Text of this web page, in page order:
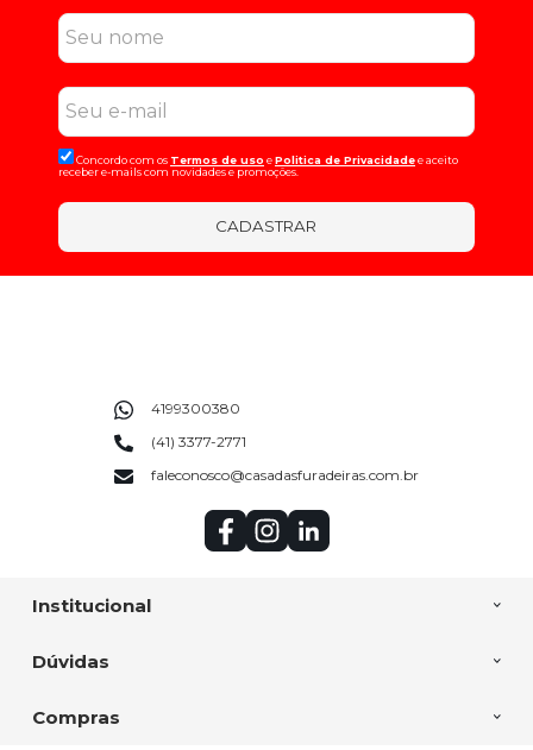
Concordo com os Termos de uso ePolitica de Privacidadee aceito
receber e-mails com novidades e promoções.
CADASTRAR
Institucional
Dúvidas
Compras
4199300380
(41) 3377-2771
faleconosco@casadasfuradeiras.com.br